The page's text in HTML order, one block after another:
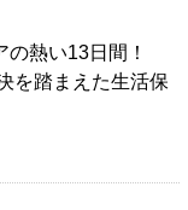
熱い13日間！
を踏まえた生活保